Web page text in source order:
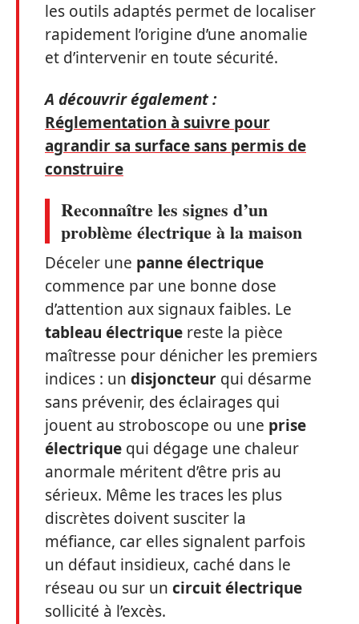
les outils adaptés permet de localiser
rapidement l’origine d’une anomalie
et d’intervenir en toute sécurité.
A découvrir également :
Réglementation à suivre pour
agrandir sa surface sans permis de
construire
Reconnaître les signes d’un
problème électrique à la maison
Déceler une panne électrique
commence par une bonne dose
d’attention aux signaux faibles. Le
tableau électrique reste la pièce
maîtresse pour dénicher les premiers
indices : un disjoncteur qui désarme
sans prévenir, des éclairages qui
jouent au stroboscope ou une prise
électrique qui dégage une chaleur
anormale méritent d’être pris au
sérieux. Même les traces les plus
discrètes doivent susciter la
méfiance, car elles signalent parfois
un défaut insidieux, caché dans le
réseau ou sur un circuit électrique
sollicité à l’excès.